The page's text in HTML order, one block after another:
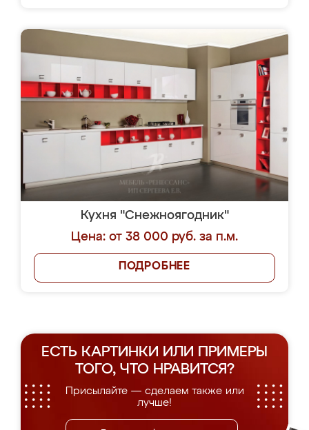
Кухня "Снежноягодник"
Цена: от 38 000 руб. за п.м.
ПОДРОБНЕЕ
ЕСТЬ КАРТИНКИ ИЛИ ПРИМЕРЫ
ТОГО, ЧТО НРАВИТСЯ?
Присылайте — сделаем также или
лучше!